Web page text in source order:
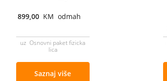
899,00 KM odmah
uz Osnovni paket fizicka
lica
Saznaj više